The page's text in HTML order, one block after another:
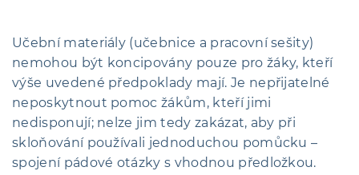
Učební materiály (učebnice a pracovní sešity)
nemohou být koncipovány pouze pro žáky, kteří
výše uvedené předpoklady mají. Je nepřijatelné
neposkytnout pomoc žákům, kteří jimi
nedisponují; nelze jim tedy zakázat, aby při
skloňování používali jednoduchou pomůcku –
spojení pádové otázky s vhodnou předložkou.